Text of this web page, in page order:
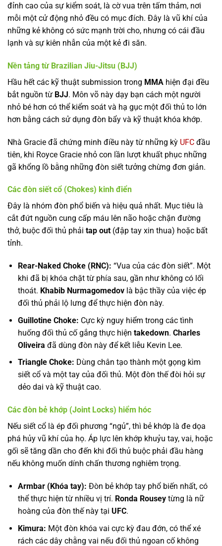
đỉnh cao của sự kiểm soát, là cờ vua trên tấm thảm, nơi
mỗi một cử động nhỏ đều có mục đích. Đây là vũ khí của
những kẻ không có sức mạnh trời cho, nhưng có cái đầu
lạnh và sự kiên nhẫn của một kẻ đi săn.
Nền tảng từ Brazilian Jiu-Jitsu (BJJ)
Hầu hết các kỹ thuật submission trong MMA hiện đại đều
bắt nguồn từ BJJ. Môn võ này dạy bạn cách một người
nhỏ bé hơn có thể kiểm soát và hạ gục một đối thủ to lớn
hơn bằng cách sử dụng đòn bẩy và kỹ thuật khóa khớp.
Nhà Gracie đã chứng minh điều này từ những kỳ UFC đầu
tiên, khi Royce Gracie nhỏ con lần lượt khuất phục những
gã khổng lồ bằng những đòn siết tưởng chừng đơn giản.
Các đòn siết cổ (Chokes) kinh điển
Đây là nhóm đòn phổ biến và hiệu quả nhất. Mục tiêu là
cắt đứt nguồn cung cấp máu lên não hoặc chặn đường
thở, buộc đối thủ phải tap out (đập tay xin thua) hoặc bất
tỉnh.
Rear-Naked Choke (RNC): “Vua của các đòn siết”. Một
khi đã bị khóa chặt từ phía sau, gần như không có lối
thoát. Khabib Nurmagomedovlà bậc thầy của việc ép
đối thủ phải lộ lưng để thực hiện đòn này.
Guillotine Choke: Cực kỳ nguy hiểm trong các tình
huống đối thủ cố gắng thực hiện takedown. Charles
Oliveira đã dùng đòn này để kết liễu Kevin Lee.
Triangle Choke: Dùng chân tạo thành một gọng kìm
siết cổ và một tay của đối thủ. Một đòn thế đòi hỏi sự
dẻo dai và kỹ thuật cao.
Các đòn bẻ khớp (Joint Locks) hiểm hóc
Nếu siết cổ là ép đối phương “ngủ”, thì bẻ khớp là đe dọa
phá hủy vũ khí của họ. Áp lực lên khớp khuỷu tay, vai, hoặc
gối sẽ tăng dần cho đến khi đối thủ buộc phải đầu hàng
nếu không muốn dính chấn thương nghiêm trọng.
Armbar (Khóa tay): Đòn bẻ khớp tay phổ biến nhất, có
thể thực hiện từ nhiều vị trí. Ronda Rouseytừng là nữ
hoàng của đòn thế này tại UFC.
Kimura: Một đòn khóa vai cực kỳ đau đớn, có thể xé
rách các dây chằng vai nếu đối thủ ngoan cố không